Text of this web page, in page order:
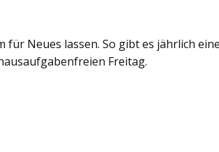
Neues lassen. So gibt es jährlich
Freitag.